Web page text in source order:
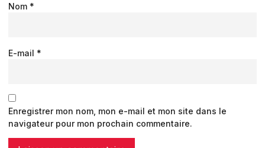
Nom *
E-mail *
Enregistrer mon nom, mon e-mail et mon site dans le
navigateur pour mon prochain commentaire.